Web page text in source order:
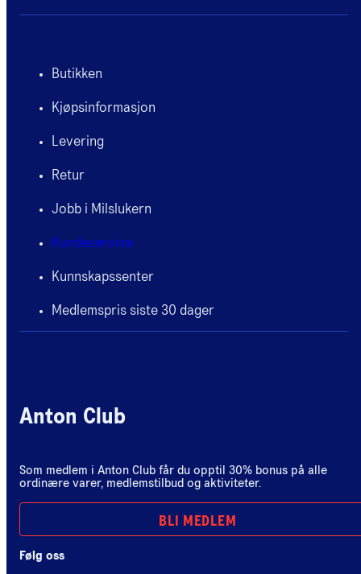
Butikken
Kjøpsinformasjon
Levering
Retur
Jobb i Milslukern
Kundeservice
Kunnskapssenter
Medlemspris siste 30 dager
Anton Club
Som medlem i Anton Club får du opptil 30% bonus på alle
ordinære varer, medlemstilbud og aktiviteter.
BLI MEDLEM
Følg oss